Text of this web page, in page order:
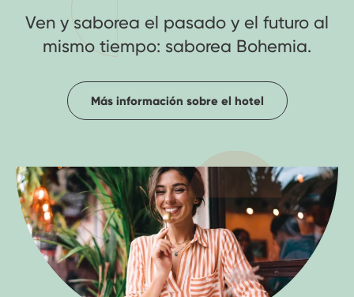
Ven y saborea el pasado y el futuro al
mismo tiempo: saborea Bohemia.
Más información sobre el hotel